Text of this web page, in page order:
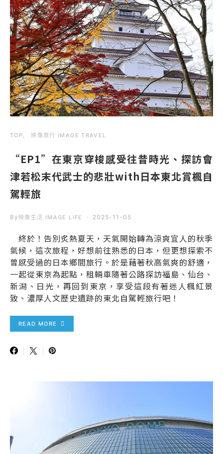
TOP 映像旅行 IMAGE TRAVEL
“EP1”在東京穿梭感受往昔時光、探訪會
津若松末代武士的悲壯with日本東北賞楓自
駕輕旅
By 映像生活 IMAGE LIFE 2025-11-05
終於！告別炙熱夏天，天氣開始轉為涼爽宜人的秋季
氣候，這次旅程，好想前往熟悉的日本，但更想探索不
曾感受過的日本鄉間旅行。於是藉著秋高氣爽的舒適，
一起從東京為起點，租輛車隨著公路探訪福島、仙台、
新潟、日光，再回到東京，享受這段有著迷人楓紅景
致、濃厚人文歷史遺跡的東北自駕輕旅行吧！
READ MORE